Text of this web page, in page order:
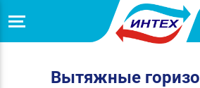
Вытяжные